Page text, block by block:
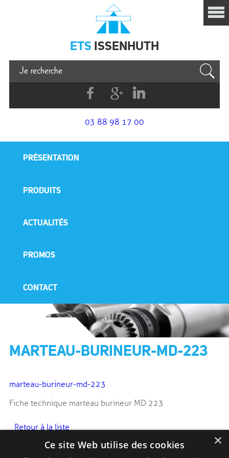
Issenhuth
ETS ISSENHUTH
FacebookG+
Linkedin
03 88 98 17 00
PRÉSENTATION
PRODUITS
ACTUALITÉS
PROMOS
CONTACT
MARTEAU-BURINEUR-MD-223
marteau-burineur-md-223
Fiche technique marteau burineur MD 223
Retour à la liste
×
Ce site Web utilise des cookies